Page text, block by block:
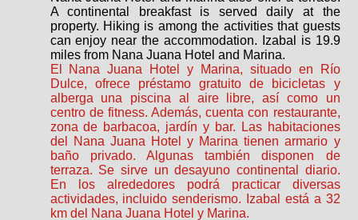
A continental breakfast is served daily at the
property. Hiking is among the activities that guests
can enjoy near the accommodation. Izabal is 19.9
miles from Nana Juana Hotel and Marina.
El Nana Juana Hotel y Marina, situado en Río
Dulce, ofrece préstamo gratuito de bicicletas y
alberga una piscina al aire libre, así como un
centro de fitness. Además, cuenta con restaurante,
zona de barbacoa, jardín y bar. Las habitaciones
del Nana Juana Hotel y Marina tienen armario y
baño privado. Algunas también disponen de
terraza. Se sirve un desayuno continental diario.
En los alrededores podrá practicar diversas
actividades, incluido senderismo. Izabal está a 32
km del Nana Juana Hotel y Marina.